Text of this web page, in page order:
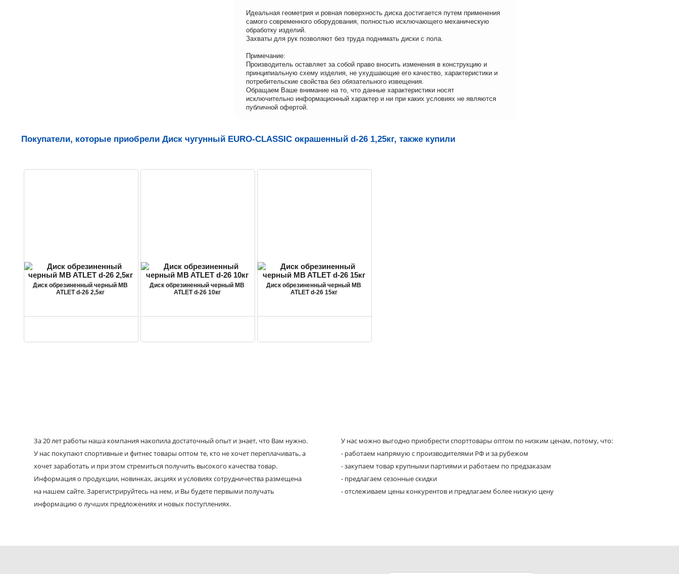
Идеальная геометрия и ровная поверхность диска достигается путем применения
самого современного оборудования, полностью исключающего механическую
обработку изделий.
Захваты для рук позволяют без труда поднимать диски с пола.
Примечание:
Производитель оставляет за собой право вносить изменения в конструкцию и
принципиальную схему изделия, не ухудшающие его качество, характеристики и
потребительские свойства без обязательного извещения.
Обращаем Ваше внимание на то, что данные характеристики носят
исключительно информационный характер и ни при каких условиях не являются
публичной офертой.
Покупатели, которые приобрели Диск чугунный EURO-CLASSIC окрашенный d-26 1,25кг, также купили
Диск обрезиненный черный MB
ATLET d-26 2,5кг
Диск обрезиненный черный MB
ATLET d-26 10кг
Диск обрезиненный черный MB
ATLET d-26 15кг
За 20 лет работы наша компания накопила достаточный опыт и знает, что Вам нужно.
У нас покупают спортивные и фитнес товары оптом те, кто не хочет переплачивать, а
хочет заработать и при этом стремиться получить высокого качества товар.
Информация о продукции, новинках, акциях и условиях сотрудничества размещена
на нашем сайте. Зарегистрируйтесь на нем, и Вы будете первыми получать
информацию о лучших предложениях и новых поступлениях.
У нас можно выгодно приобрести спорттовары оптом по низким ценам, потому, что:
- работаем напрямую с производителями РФ и за рубежом
- закупаем товар крупными партиями и работаем по предзаказам
- предлагаем сезонные скидки
- отслеживаем цены конкурентов и предлагаем более низкую цену